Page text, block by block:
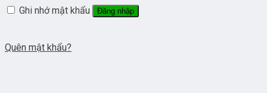
Ghi nhớ mật khẩu Đăng nhập
Quên mật khẩu?